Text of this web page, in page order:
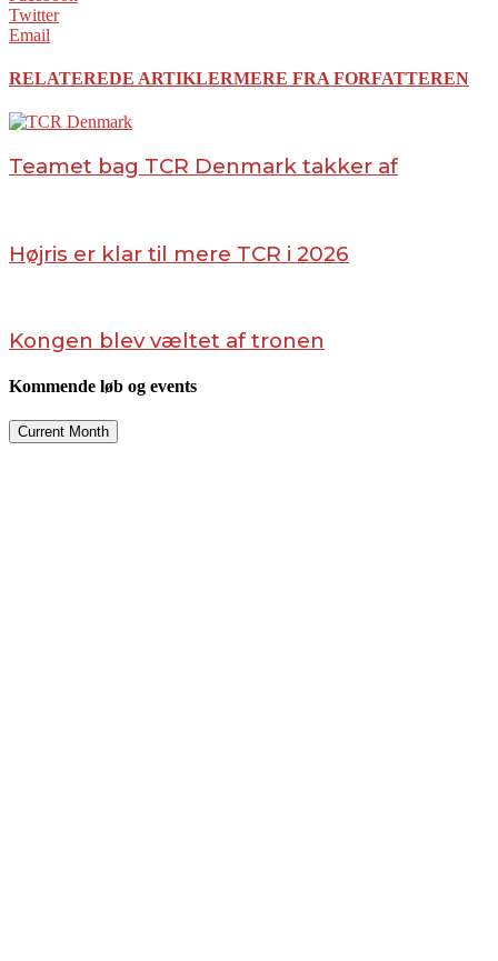
Twitter
Email
RELATEREDE ARTIKLERMERE FRA FORFATTEREN
Teamet bag TCR Denmark takker af
Højris er klar til mere TCR i 2026
Kongen blev væltet af tronen
Kommende løb og events
Current Month